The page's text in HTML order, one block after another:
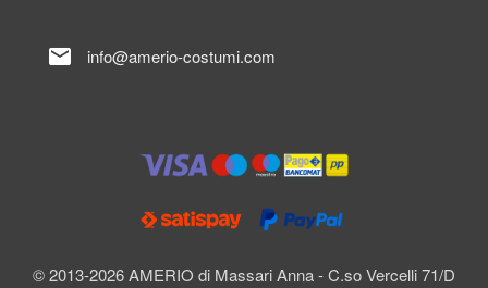
© 2013-2026 AMERIO di Massari Anna - C.so Vercelli 71/D
mail info@amerio-costumi.com